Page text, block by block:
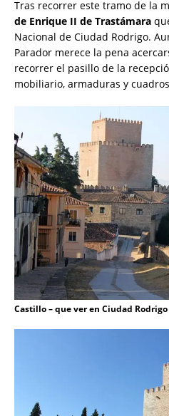
Tras recorrer este tramo de la
de Enrique II de Trastámara
Nacional de Ciudad Rodrigo.
Parador merece la pena
recorrer el pasillo de la
mobiliario, armaduras y
Castillo – que ver en Ciudad Rodrigo